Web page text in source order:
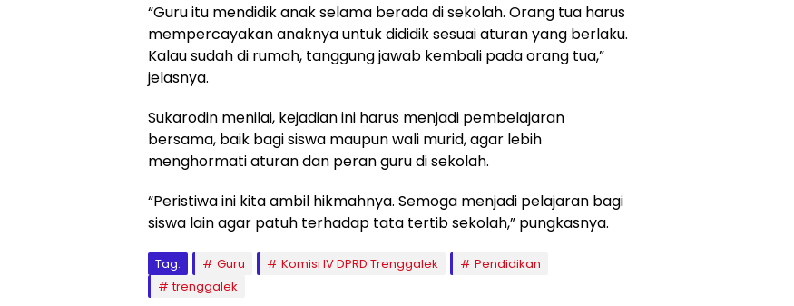
“Guru itu mendidik anak selama berada di sekolah. Orang tua harus
mempercayakan anaknya untuk dididik sesuai aturan yang berlaku.
Kalau sudah di rumah, tanggung jawab kembali pada orang tua,”
jelasnya.
Sukarodin menilai, kejadian ini harus menjadi pembelajaran
bersama, baik bagi siswa maupun wali murid, agar lebih
menghormati aturan dan peran guru di sekolah.
“Peristiwa ini kita ambil hikmahnya. Semoga menjadi pelajaran bagi
siswa lain agar patuh terhadap tata tertib sekolah,” pungkasnya.
Tag: Guru Komisi IV DPRD Trenggalek
Pendidikan
trenggalek